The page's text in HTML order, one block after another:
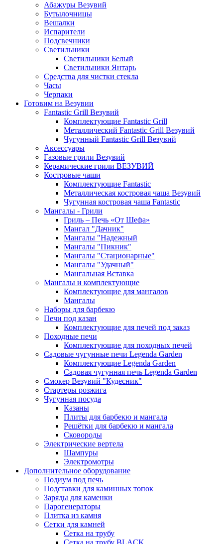
Абажуры Везувий
Бутылочницы
Вешалки
Испарители
Подсвечники
Светильники
Светильники Белый
Светильники Янтарь
Средства для чистки стекла
Часы
Черпаки
Готовим на Везувии
Fantastic Grill Везувий
Комплектующие Fantastic Grill
Металлический Fantastic Grill Везувий
Чугунный Fantastic Grill Везувий
Аксессуары
Газовые грили Везувий
Керамические грили ВЕЗУВИЙ
Костровые чаши
Комплектующие Fantastic
Металлическая костровая чаша Везувий
Чугунная костровая чаша Fantastic
Мангалы - Грили
Гриль – Печь «От Шефа»
Мангал "Дачник"
Мангалы "Надежный
Мангалы "Пикник"
Мангалы "Стационарные"
Мангалы "Удачный"
Мангальная Вставка
Мангалы и комплектующие
Комплектующие для мангалов
Мангалы
Наборы для барбекю
Печи под казан
Комплектующие для печей под заказ
Походные печи
Комплектующие для походных печей
Садовые чугунные печи Legenda Garden
Комплектующие Legenda Garden
Садовая чугунная печь Legenda Garden
Смокер Везувий "Кудесник"
Стартеры розжига
Чугунная посуда
Казаны
Плиты для барбекю и мангала
Решётки для барбекю и мангала
Сковороды
Электрические вертела
Шампуры
Электромотры
Дополнительное оборудование
Подиум под печь
Подставки для каминных топок
Заряды для каменки
Парогенераторы
Плитка из камня
Сетки для камней
Сетка на трубу